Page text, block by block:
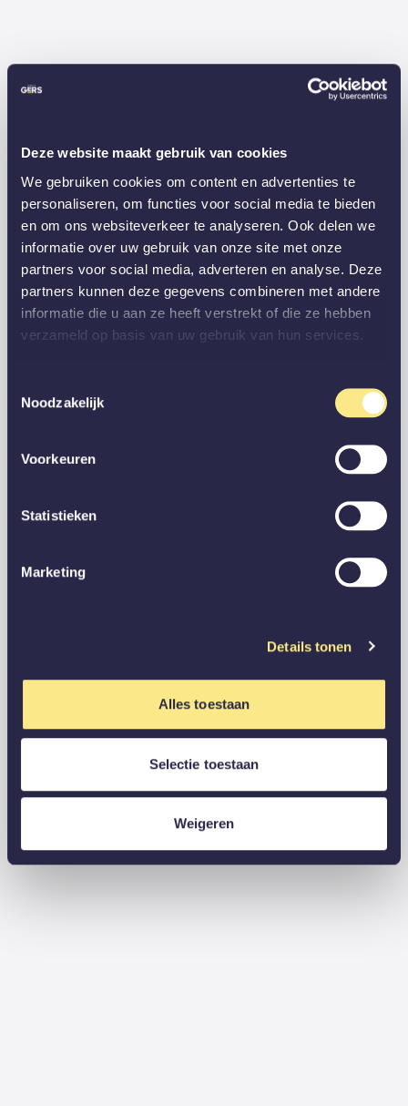
Deze website maakt gebruik van cookies
We gebruiken cookies om content en advertenties te
personaliseren, om functies voor social media te bieden
en om ons websiteverkeer te analyseren. Ook delen we
informatie over uw gebruik van onze site met onze
partners voor social media, adverteren en analyse. Deze
partners kunnen deze gegevens combineren met andere
informatie die u aan ze heeft verstrekt of die ze hebben
verzameld op basis van uw gebruik van hun services.
Noodzakelijk
Voorkeuren
Statistieken
Marketing
Details tonen
Alles toestaan
Selectie toestaan
Weigeren